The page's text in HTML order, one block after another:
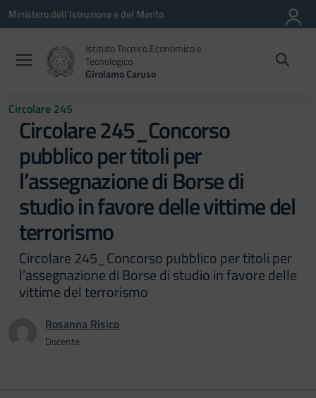
Vai ai contenuti
Vai al menu di navigazione
Vai al footer
Ministero dell'Istruzione e del Merito
Istituto Tecnico Economico e
Tecnologico
Girolamo Caruso
Circolare 245
Circolare 245_Concorso
pubblico per titoli per
l’assegnazione di Borse di
studio in favore delle vittime del
terrorismo
Circolare 245_Concorso pubblico per titoli per
l’assegnazione di Borse di studio in favore delle
vittime del terrorismo
Rosanna Risico
Docente